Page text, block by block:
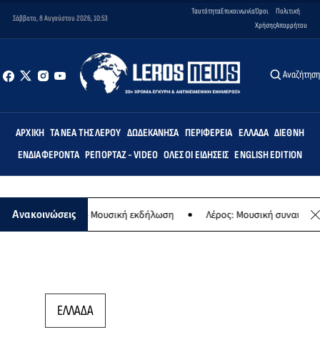
Σάββατο, 8 Αυγούστου 2026, 10:53
ΤαυτότηταΕπικοινωνίαΌροι
Χρήσης
Πολιτική
Απορρήτου
Αναζήτηση
ΑΡΧΙΚΉ ΤΑ ΝΈΑ ΤΗΣ ΛΈΡΟΥ ΔΩΔΕΚΆΝΗΣΑ ΠΕΡΙΦΈΡΕΙΑ ΕΛΛΆΔΑ ΔΙΕΘΝΉ
ΕΝΔΙΑΦΈΡΟΝΤΑ ΡΕΠΟΡΤΆΖ - VIDEO ΌΛΕΣ ΟΙ ΕΙΔΉΣΕΙΣ ENGLISH EDITION
Ανακοινώσεις
Παναγίας - Μουσική εκδήλωση Λέρος: Μουσική συναυλία των
ΕΛΛΑΔΑ